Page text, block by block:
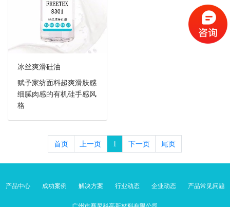
冰丝爽滑硅油
赋予家纺面料超爽滑肤感
细腻肉感的有机硅手感风
格
首页 上一页 1 下一页 尾页
产品中心 成功案例 解决方案 行业动态 企业动态 产品常见问题